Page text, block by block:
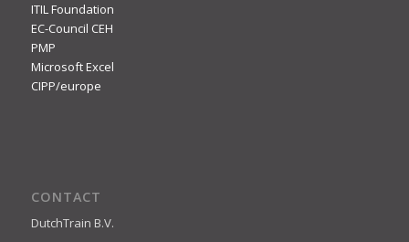
ITIL Foundation
EC-Council CEH
PMP
Microsoft Excel
CIPP/europe
CONTACT
DutchTrain B.V.